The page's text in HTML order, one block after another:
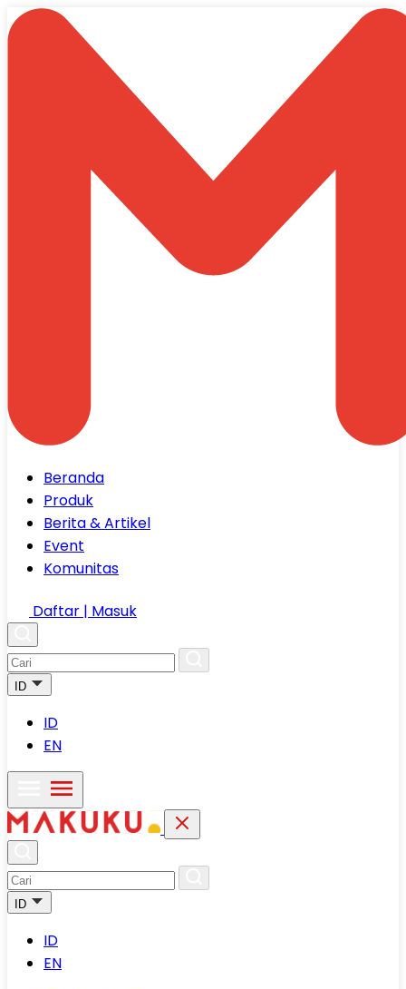
Beranda
Produk
Berita & Artikel
Event
Komunitas
Daftar | Masuk
ID
ID
EN
ID
ID
EN